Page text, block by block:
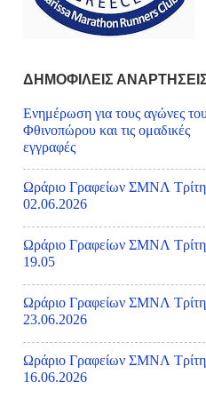
ΔΗΜΟΦΙΛΕΙΣ
Ενημέρωση για τους αγώνες
Φθινοπώρου και τις ομαδικές
εγγραφές
Ωράριο Γραφείων ΣΜΝΛ Τρίτη
02.06.2026
Ωράριο Γραφείων ΣΜΝΛ Τρίτη
19.05
Ωράριο Γραφείων ΣΜΝΛ Τρίτη
23.06.2026
Ωράριο Γραφείων ΣΜΝΛ Τρίτη
16.06.2026